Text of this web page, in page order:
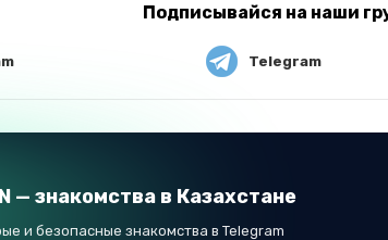
Подписывайся на наши
Telegram
— знакомства в Казахстане
и безопасные знакомства в Telegram